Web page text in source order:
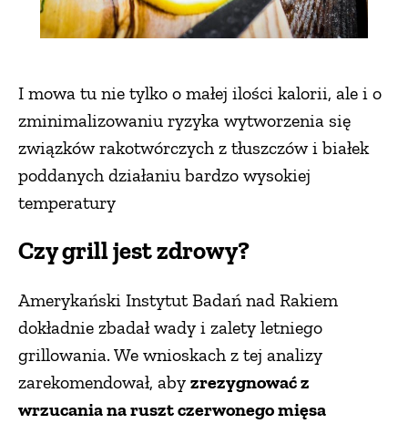
I mowa tu nie tylko o małej ilości kalorii, ale i o
zminimalizowaniu ryzyka wytworzenia się
związków rakotwórczych z tłuszczów i białek
poddanych działaniu bardzo wysokiej
temperatury
Czy grill jest zdrowy?
Amerykański Instytut Badań nad Rakiem
dokładnie zbadał wady i zalety letniego
grillowania. We wnioskach z tej analizy
zarekomendował, aby zrezygnować z
wrzucania na ruszt czerwonego mięsa